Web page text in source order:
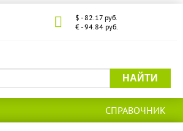
$ - 82.17 руб.
€ - 94.84 руб.
НАЙТИ
СПРАВОЧНИК